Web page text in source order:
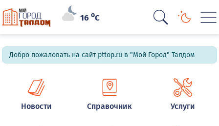
16oC
Добро пожаловать на сайт pttop.ru в "Мой Город" Талдом
Новости Справочник Услуги